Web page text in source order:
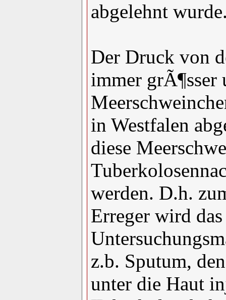
abgelehnt
Der Druck von
immer grÃ¶sser
in Westfalen
diese
werden. D.h.
Erreger wird das
z.b. Sputum,
unter die Haut